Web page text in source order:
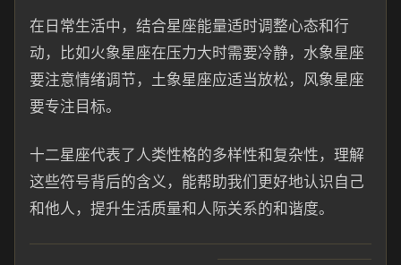
在日常生活中，结合星座能量适时调整心态和行
动，比如火象星座在压力大时需要冷静，水象星座
要注意情绪调节，土象星座应适当放松，风象星座
要专注目标。
十二星座代表了人类性格的多样性和复杂性，理解
这些符号背后的含义，能帮助我们更好地认识自己
和他人，提升生活质量和人际关系的和谐度。